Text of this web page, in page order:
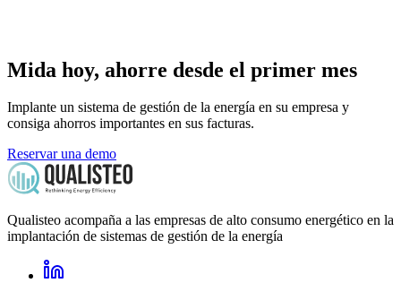
Mida hoy, ahorre desde el primer mes
Implante un sistema de gestión de la energía en su empresa y
consiga ahorros importantes en sus facturas.
Reservar una demo
Qualisteo acompaña a las empresas de alto consumo energético en la
implantación de sistemas de gestión de la energía